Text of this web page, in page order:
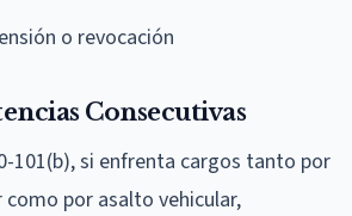
o revocación
Consecutivas
101(b), si enfrenta cargos tanto por
por asalto vehicular,